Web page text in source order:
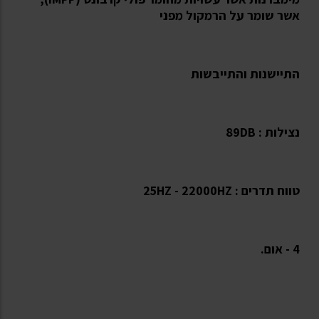
אשר שומר על הרמקול מפני
התיישנות והתייבשות
נצילות : 89DB
טווח תדרים : 25HZ - 22000HZ
4 - אום.